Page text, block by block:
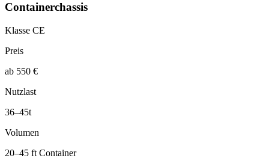
Containerchassis
Klasse CE
Preis
ab 550 €
Nutzlast
36–45t
Volumen
20–45 ft Container